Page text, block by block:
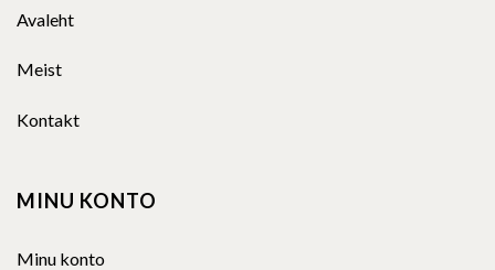
Avaleht
Meist
Kontakt
MINU KONTO
Minu konto